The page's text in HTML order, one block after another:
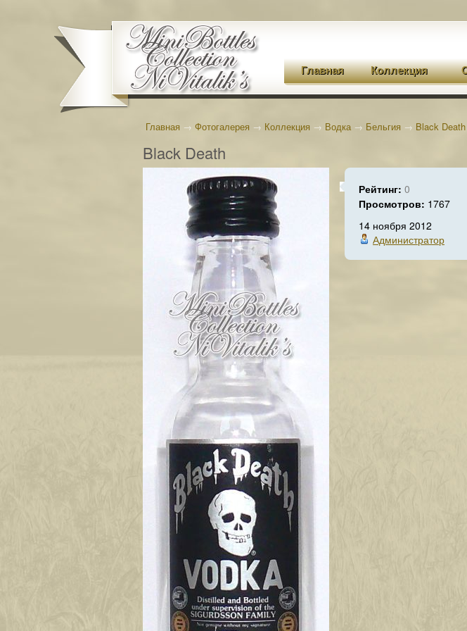
Главная Коллекция
Главная → Фотогалерея → Коллекция → Водка→ Бельгия → Black Death
Black Death
Рейтинг: 0
Просмотров: 1767
14 ноября 2012
Администратор